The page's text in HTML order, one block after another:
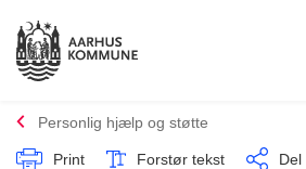
Personlig hjælp og støtte
Print Forstør tekst Del